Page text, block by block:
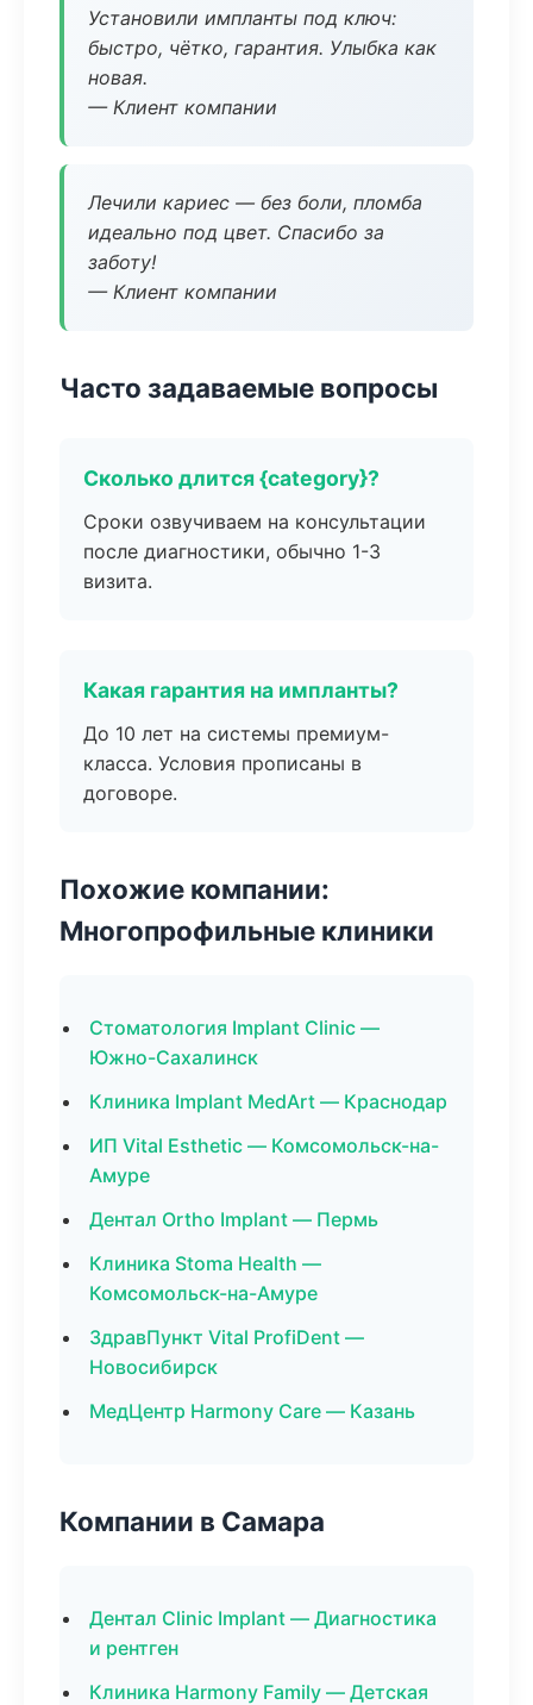
Установили импланты под ключ:
быстро, чётко, гарантия. Улыбка как
новая.
— Клиент компании
Лечили кариес — без боли, пломба
идеально под цвет. Спасибо за
заботу!
— Клиент компании
Часто задаваемые вопросы
Сколько длится {category}?
Сроки озвучиваем на консультации
после диагностики, обычно 1-3
визита.
Какая гарантия на импланты?
До 10 лет на системы премиум-
класса. Условия прописаны в
договоре.
Похожие компании:
Многопрофильные клиники
Стоматология Implant Clinic —
Южно-Сахалинск
Клиника Implant MedArt — Краснодар
ИП Vital Esthetic — Комсомольск-на-
Амуре
Дентал Ortho Implant — Пермь
Клиника Stoma Health —
Комсомольск-на-Амуре
ЗдравПункт Vital ProfiDent —
Новосибирск
МедЦентр Harmony Care — Казань
Компании в Самара
Дентал Clinic Implant — Диагностика
и рентген
Клиника Harmony Family — Детская